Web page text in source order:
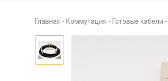
Главная Коммутация Готовые кабели